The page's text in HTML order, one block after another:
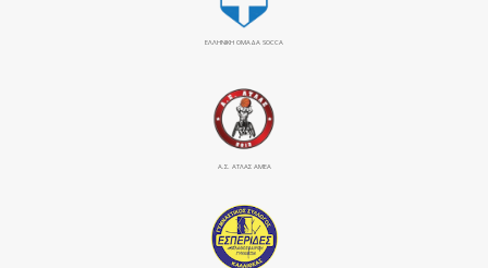
ΕΛΛΗΝΙΚΗ ΟΜΑΔΑ SOCCA
Α.Σ. ΑΤΛΑΣ ΑΜΕΑ